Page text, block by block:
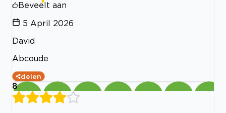
Beveelt aan
5 April 2026
David
Abcoude
delen
8